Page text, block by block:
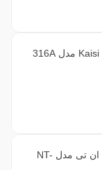
دستگاه پاک کننده چسب ان تی مدل NT-